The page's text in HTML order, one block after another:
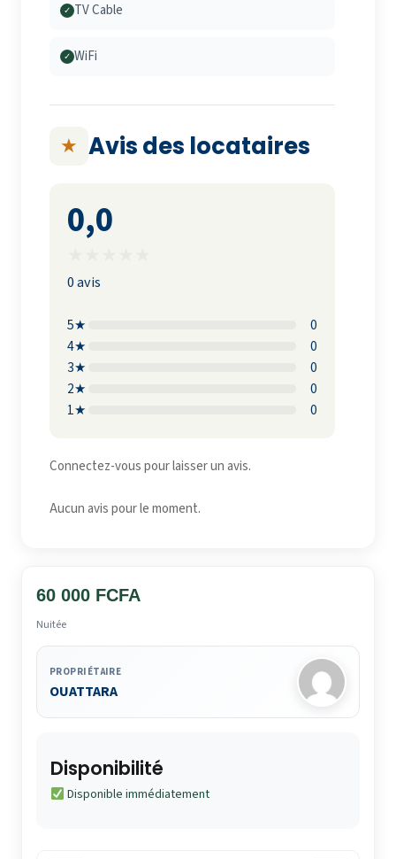
✓ TV Cable
✓ WiFi
★ Avis des locataires
0,0
0 avis
5★
0
4★
0
3★
0
2★
0
1★
0
Connectez-vous pour laisser un avis.
Aucun avis pour le moment.
60 000 FCFA
Nuitée
PROPRIÉTAIRE
OUATTARA
Disponibilité
Disponible immédiatement